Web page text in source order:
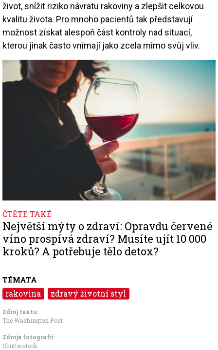
život, snížit riziko návratu rakoviny a zlepšit celkovou
kvalitu života. Pro mnoho pacientů tak představují
možnost získat alespoň část kontroly nad situací,
kterou jinak často vnímají jako zcela mimo svůj vliv.
Image
ČTĚTE TAKÉ
Největší mýty o zdraví: Opravdu červené
víno prospívá zdraví? Musíte ujít 10 000
kroků? A potřebuje tělo detox?
TÉMATA
rakovina zdravý životní styl
Zdroj textu:
The Washington Post
Zdroje fotografii:
Shutterstock